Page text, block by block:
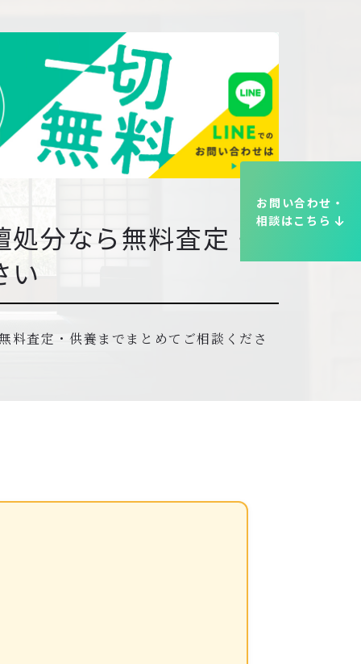
処分なら無料査定・
い
料査定・供養までまとめてご相談くださ
お問い合わせ・
相談はこちら